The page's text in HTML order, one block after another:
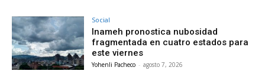
Social
Inameh pronostica nubosidad
fragmentada en cuatro estados para
este viernes
Yohenli Pacheco - agosto 7, 2026